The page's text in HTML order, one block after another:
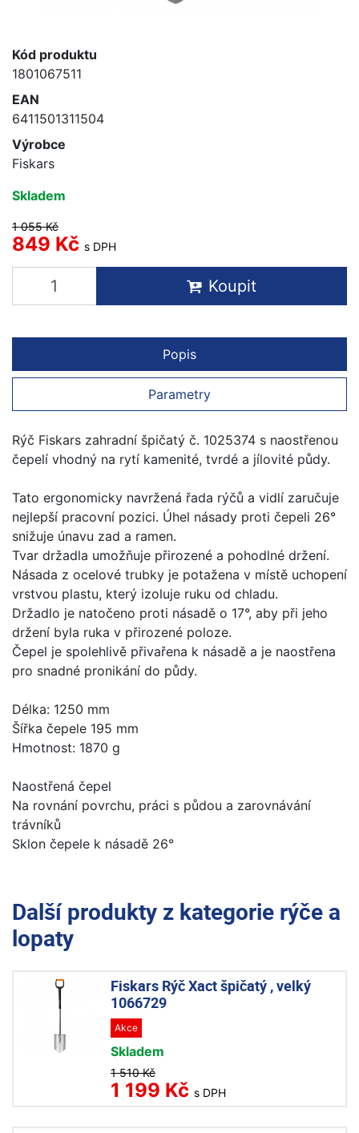
Kód produktu
1801067511
EAN
6411501311504
Výrobce
Fiskars
Skladem
1 055 Kč
849 Kč s DPH
Koupit
Popis
Parametry
Rýč Fiskars zahradní špičatý č. 1025374 s naostřenou
čepelí vhodný na rytí kamenité, tvrdé a jílovité půdy.
Tato ergonomicky navržená řada rýčů a vidlí zaručuje
nejlepší pracovní pozici. Úhel násady proti čepeli 26°
snižuje únavu zad a ramen.
Tvar držadla umožňuje přirozené a pohodlné držení.
Násada z ocelové trubky je potažena v místě uchopení
vrstvou plastu, který izoluje ruku od chladu.
Držadlo je natočeno proti násadě o 17°, aby při jeho
držení byla ruka v přirozené poloze.
Čepel je spolehlivě přivařena k násadě a je naostřena
pro snadné pronikání do půdy.
Délka: 1250 mm
Šířka čepele 195 mm
Hmotnost: 1870 g
Naostřená čepel
Na rovnání povrchu, práci s půdou a zarovnávání
trávníků
Sklon čepele k násadě 26°
Další produkty z kategorie rýče a
lopaty
Fiskars Rýč Xact špičatý , velký
1066729
Akce
Skladem
1 510 Kč
1 199 Kč s DPH